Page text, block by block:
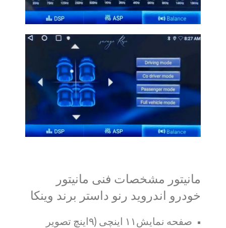
مانیتور مشخصات فنی مانیتور
خودرو اندروید رنو داستر برند وینکا
صفحه نمایش۱۱ اینچی (۹اینچ تصویر